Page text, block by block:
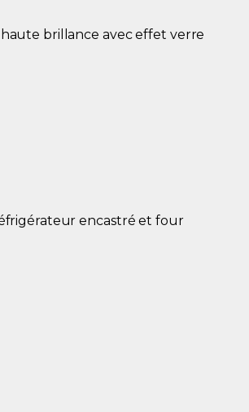
brillance avec effet verre
encastré et four